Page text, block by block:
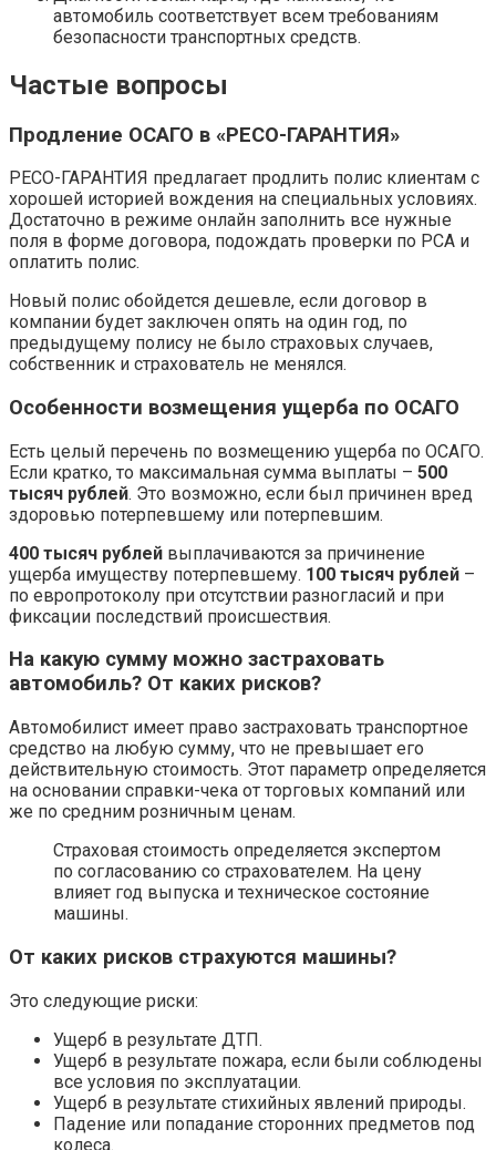
автомобиль соответствует всем требованиям
безопасности транспортных средств.
Частые вопросы
Продление ОСАГО в «РЕСО-ГАРАНТИЯ»
РЕСО-ГАРАНТИЯ предлагает продлить полис клиентам с
хорошей историей вождения на специальных условиях.
Достаточно в режиме онлайн заполнить все нужные
поля в форме договора, подождать проверки по РСА и
оплатить полис.
Новый полис обойдется дешевле, если договор в
компании будет заключен опять на один год, по
предыдущему полису не было страховых случаев,
собственник и страхователь не менялся.
Особенности возмещения ущерба по ОСАГО
Есть целый перечень по возмещению ущерба по ОСАГО.
Если кратко, то максимальная сумма выплаты – 500
тысяч рублей. Это возможно, если был причинен вред
здоровью потерпевшему или потерпевшим.
400 тысяч рублей выплачиваются за причинение
ущерба имуществу потерпевшему. 100 тысяч рублей –
по европротоколу при отсутствии разногласий и при
фиксации последствий происшествия.
На какую сумму можно застраховать
автомобиль? От каких рисков?
Автомобилист имеет право застраховать транспортное
средство на любую сумму, что не превышает его
действительную стоимость. Этот параметр определяется
на основании справки-чека от торговых компаний или
же по средним розничным ценам.
Страховая стоимость определяется экспертом
по согласованию со страхователем. На цену
влияет год выпуска и техническое состояние
машины.
От каких рисков страхуются машины?
Это следующие риски:
Ущерб в результате ДТП.
Ущерб в результате пожара, если были соблюдены
все условия по эксплуатации.
Ущерб в результате стихийных явлений природы.
Падение или попадание сторонних предметов под
колеса.